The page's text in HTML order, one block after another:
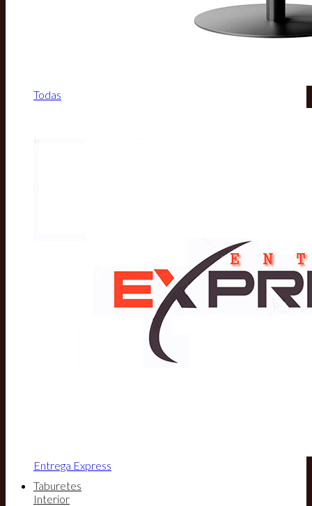
Todas
Entrega Express
Taburetes
Interior